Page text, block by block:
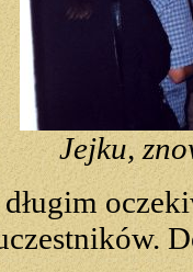
Jejku,